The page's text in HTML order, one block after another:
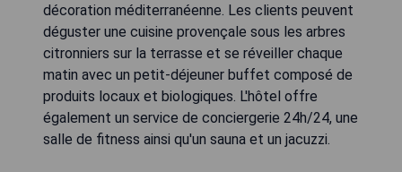
décoration méditerranéenne. Les clients peuvent
déguster une cuisine provençale sous les arbres
citronniers sur la terrasse et se réveiller chaque
matin avec un petit-déjeuner buffet composé de
produits locaux et biologiques. L'hôtel offre
également un service de conciergerie 24h/24, une
salle de fitness ainsi qu'un sauna et un jacuzzi.